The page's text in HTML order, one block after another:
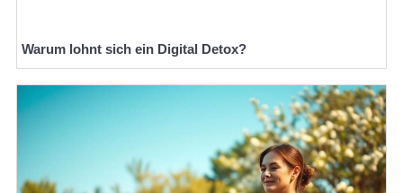
Warum lohnt sich ein Digital Detox?